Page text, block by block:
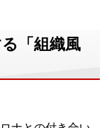
「組織風